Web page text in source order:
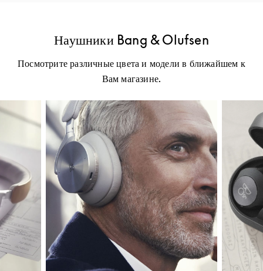
Наушники Bang & Olufsen
Посмотрите различные цвета и модели в ближайшем к
Вам магазине.